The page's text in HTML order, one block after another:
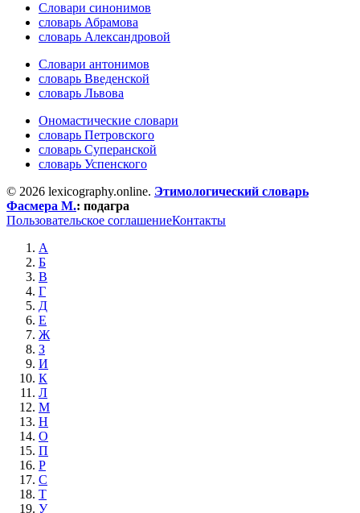
Словари синонимов
словарь Абрамова
словарь Александровой
Словари антонимов
словарь Введенской
словарь Львова
Ономастические словари
словарь Петровского
словарь Суперанской
словарь Успенского
© 2026 lexicography.online. Этимологический словарь
Фасмера М.: подагра
Пользовательское соглашениеКонтакты
А
Б
В
Г
Д
Е
Ж
З
И
К
Л
М
Н
О
П
Р
С
Т
У